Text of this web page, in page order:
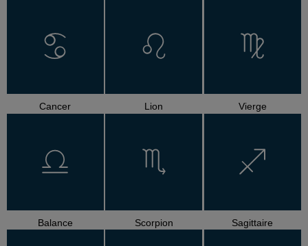
Cancer Lion Vierge
Balance Scorpion Sagittaire